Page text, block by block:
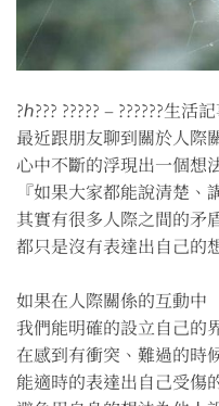
?ℎ??? ????? – ??????生活
最近跟朋友聊到關於人際
心中不斷的浮現出一個想
『如果大家都能說清楚、
其實有很多人際之間的矛
都只是沒有表達出自己的
如果在人際關係的互動中
我們能明確的設立自己的
在感到有衝突、難過的時
能適時的表達出自己受傷